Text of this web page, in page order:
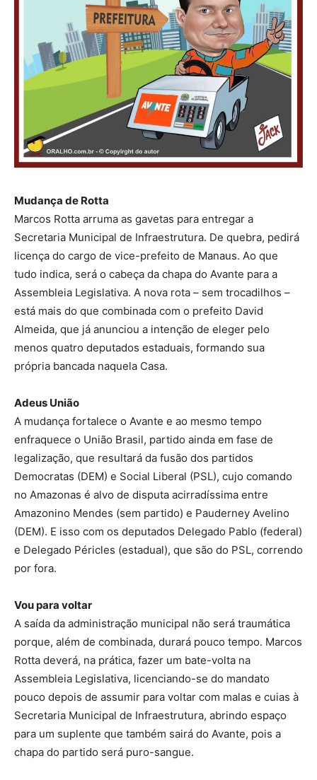
Mudança de Rotta
Marcos Rotta arruma as gavetas para entregar a
Secretaria Municipal de Infraestrutura. De quebra, pedirá
licença do cargo de vice-prefeito de Manaus. Ao que
tudo indica, será o cabeça da chapa do Avante para a
Assembleia Legislativa. A nova rota – sem trocadilhos –
está mais do que combinada com o prefeito David
Almeida, que já anunciou a intenção de eleger pelo
menos quatro deputados estaduais, formando sua
própria bancada naquela Casa.
Adeus União
A mudança fortalece o Avante e ao mesmo tempo
enfraquece o União Brasil, partido ainda em fase de
legalização, que resultará da fusão dos partidos
Democratas (DEM) e Social Liberal (PSL), cujo comando
no Amazonas é alvo de disputa acirradíssima entre
Amazonino Mendes (sem partido) e Pauderney Avelino
(DEM). E isso com os deputados Delegado Pablo (federal)
e Delegado Péricles (estadual), que são do PSL, correndo
por fora.
Vou para voltar
A saída da administração municipal não será traumática
porque, além de combinada, durará pouco tempo. Marcos
Rotta deverá, na prática, fazer um bate-volta na
Assembleia Legislativa, licenciando-se do mandato
pouco depois de assumir para voltar com malas e cuias à
Secretaria Municipal de Infraestrutura, abrindo espaço
para um suplente que também sairá do Avante, pois a
chapa do partido será puro-sangue.